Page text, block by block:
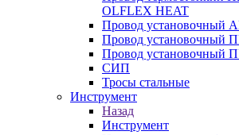
OLFLEX HEAT
Провод установочный
Провод установочный
Провод
СИП
Тросы стальные
Инструмент
Назад
Инструмент